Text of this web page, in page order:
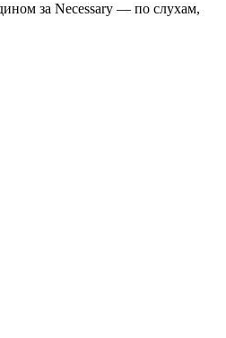
за Necessary — по слухам,